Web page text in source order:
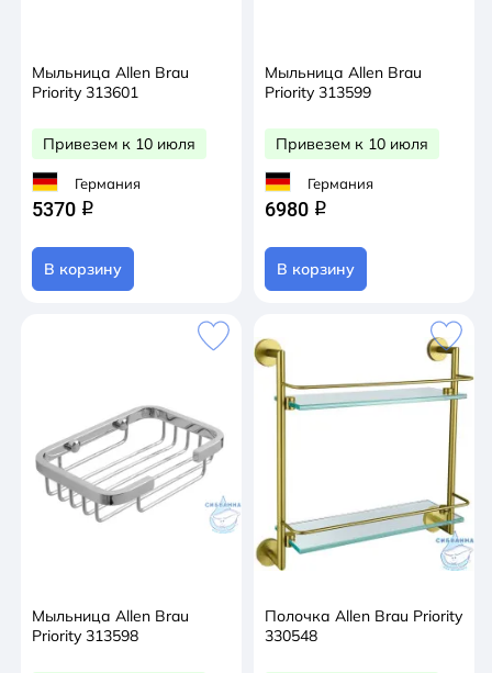
Мыльница Allen Brau
Priority 313601
Привезем к 10 июля
Германия
5370 q
В корзину
Мыльница Allen Brau
Priority 313599
Привезем к 10 июля
Германия
6980 q
В корзину
Мыльница Allen Brau
Priority 313598
Полочка Allen Brau Priority
330548